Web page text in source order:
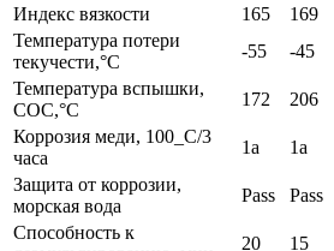
Индекс вязкости
165 169
Температура потери
текучести,°C
-55 -45
Температура вспышки,
COC,°C
172 206
Коррозия меди, 100_C/3
часа
1а 1а
Защита от коррозии,
морская вода
Pass Pass
Способность к
20 15